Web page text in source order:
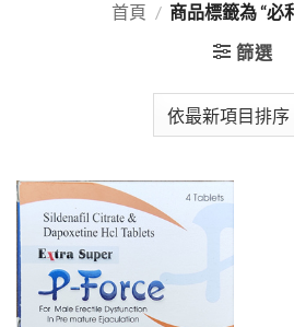
首頁 / 商品標籤為 “必
篩選